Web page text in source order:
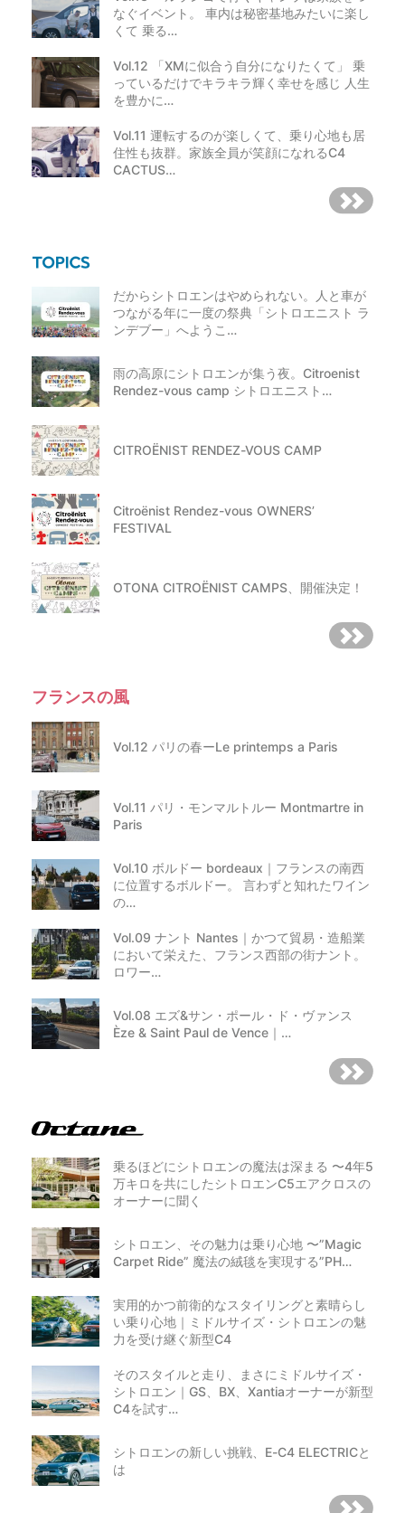
なぐイベント。 車内は秘密基地みたいに楽し
くて 乗る…
Vol.12 「XMに似合う自分になりたくて」 乗
っているだけでキラキラ輝く幸せを感じ 人生
を豊かに…
Vol.11 運転するのが楽しくて、乗り心地も居
住性も抜群。家族全員が笑顔になれるC4
CACTUS…
だからシトロエンはやめられない。人と車が
つながる年に一度の祭典「シトロエニスト ラ
ンデブー」へようこ…
雨の高原にシトロエンが集う夜。Citroenist
Rendez-vous camp シトロエニスト…
CITROËNIST RENDEZ-VOUS CAMP
Citroënist Rendez-vous OWNERS’
FESTIVAL
OTONA CITROËNIST CAMPS、開催決定！
フランスの風
Vol.12 パリの春ーLe printemps a Paris
Vol.11 パリ・モンマルトルー Montmartre in
Paris
Vol.10 ボルドー bordeaux｜フランスの南西
に位置するボルドー。 言わずと知れたワイン
の…
Vol.09 ナント Nantes｜かつて貿易・造船業
において栄えた、フランス西部の街ナント。
ロワー…
Vol.08 エズ&サン・ポール・ド・ヴァンス
Èze & Saint Paul de Vence｜…
乗るほどにシトロエンの魔法は深まる 〜4年5
万キロを共にしたシトロエンC5エアクロスの
オーナーに聞く
シトロエン、その魅力は乗り心地 〜”Magic
Carpet Ride” 魔法の絨毯を実現する”PH…
実用的かつ前衛的なスタイリングと素晴らし
い乗り心地｜ミドルサイズ・シトロエンの魅
力を受け継ぐ新型C4
そのスタイルと走り、まさにミドルサイズ・
シトロエン｜GS、BX、Xantiaオーナーが新型
C4を試す…
シトロエンの新しい挑戦、E-C4 ELECTRICと
は